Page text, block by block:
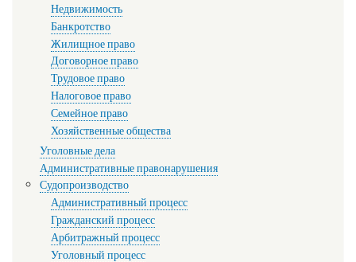
Недвижимость
Банкротство
Жилищное право
Договорное право
Трудовое право
Налоговое право
Семейное право
Хозяйственные общества
Уголовные дела
Административные правонарушения
Судопроизводство
Административный процесс
Гражданский процесс
Арбитражный процесс
Уголовный процесс